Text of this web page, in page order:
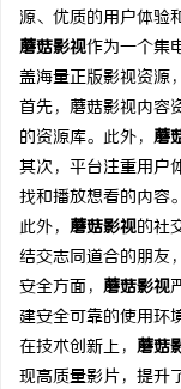
源、优质的用户体验
蘑菇影视作为一个集
盖海量正版影视资源
首先， 蘑菇影视内容
的资源库。此外， 蘑
其次，平台注重用户
找和播放想看的内容
此外， 蘑菇影视的社
结交志同道合的朋友
安全方面， 蘑菇影视
建安全可靠的使用环
在技术创新上， 蘑菇
现高质量影片，提升